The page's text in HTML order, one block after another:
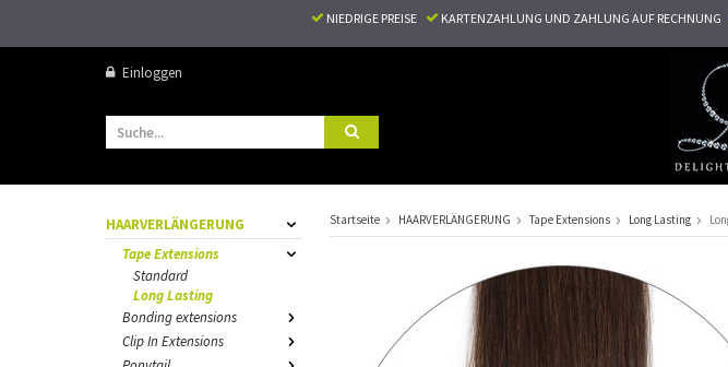
NIEDRIGE PREISE KARTENZAHLUNG UND ZAHLUNG AUF RECHNUNG
Einloggen
HAARVERLÄNGERUNG
Tape Extensions
Standard
Long Lasting
Bonding extensions
Clip In Extensions
Startseite HAARVERLÄNGERUNG Tape Extensions Long Lasting